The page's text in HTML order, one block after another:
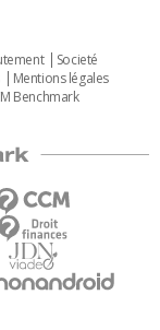
Societé
Mentions légales
Benchmark